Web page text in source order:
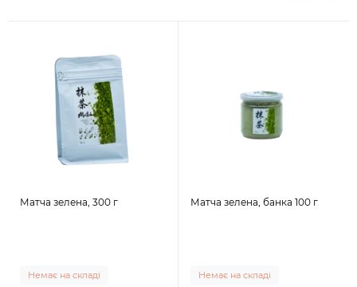
Матча зелена, 300 г
Немає на складі
Матча зелена, банка 100 г
Немає на складі